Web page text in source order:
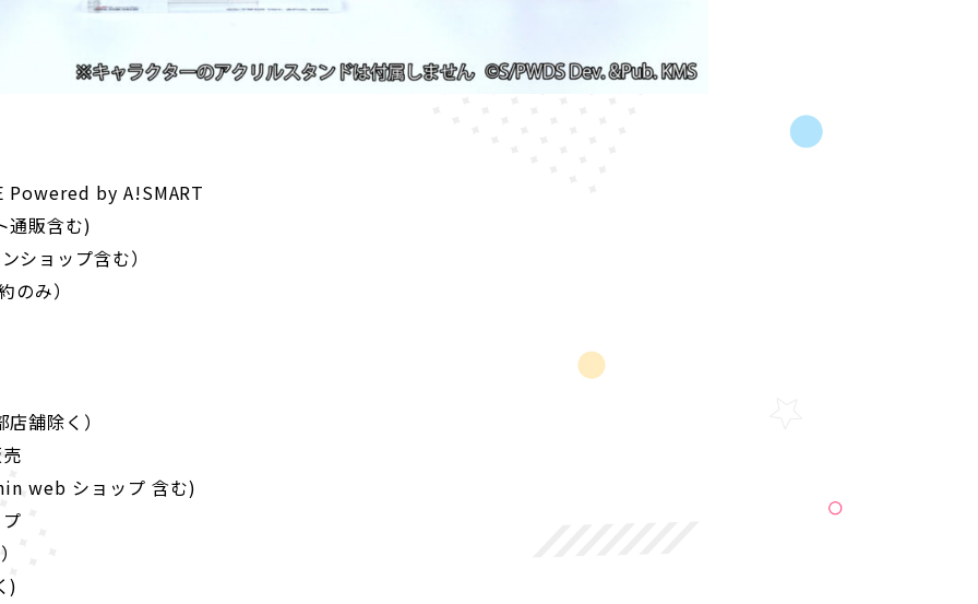
Powered by A!SMART
通販含む)
ショップ含む）
のみ）
舗除く）
web ショップ 含む)
)